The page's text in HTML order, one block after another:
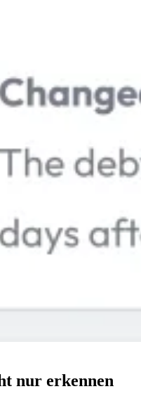
nur erkennen